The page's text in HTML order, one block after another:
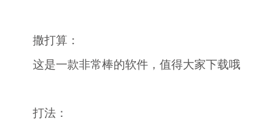
撒打算：
这是一款非常棒的软件，值得大家下载哦
打法：